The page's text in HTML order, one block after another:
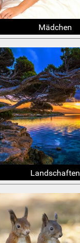
Mädchen
Landschaften